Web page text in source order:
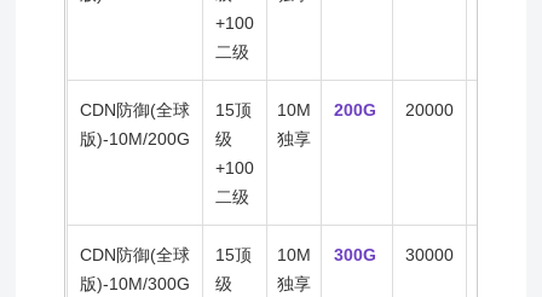
+100
二级
CDN防御(全球
版)-10M/200G
15顶
级
+100
二级
10M
独享
200G 20000
CDN防御(全球
版)-10M/300G
15顶
级
10M
独享
300G 30000